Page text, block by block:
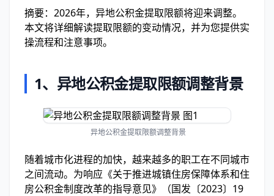
摘要：2026年，异地公积金提取限额将迎来调整。
本文将详细解读提取限额的变动情况，并为您提供实
操流程和注意事项。
1、异地公积金提取限额调整背景
异地公积金提取限额调整背景
随着城市化进程的加快，越来越多的职工在不同城市
之间流动。为响应《关于推进城镇住房保障体系和住
房公积金制度改革的指导意见》（国发〔2023〕19